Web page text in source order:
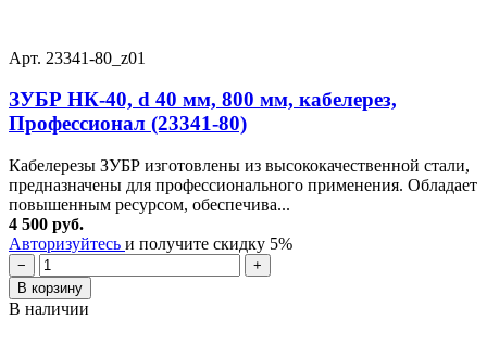
Арт. 23341-80_z01
ЗУБР НК-40, d 40 мм, 800 мм, кабелерез,
Профессионал (23341-80)
Кабелерезы ЗУБР изготовлены из высококачественной стали,
предназначены для профессионального применения. Обладает
повышенным ресурсом, обеспечива...
4 500 руб.
Авторизуйтесь и получите скидку 5%
−
+
В корзину
В наличии